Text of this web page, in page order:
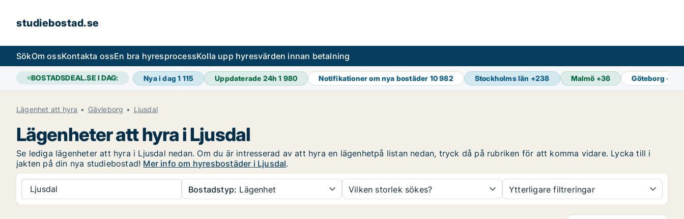
studiebostad.se
SökOm ossKontakta ossEn bra hyresprocessKolla upp hyresvärden innan betalning
BOSTADSDEAL.SE I DAG: Nya i dag1 115 Uppdaterade 24h1 980 Notifikationer om nya bostäder 10 982 Stockholms län +238 Malmö +36 Göteborg +
Lägenhet att hyra Gävleborg Ljusdal
Lägenheter att hyra i Ljusdal
Se lediga lägenheter att hyra i Ljusdal nedan. Om du är intresserad av att hyra en lägenhetpå listan nedan, tryck då på rubriken för att komma vidare. Lycka till i
jakten på din nya studiebostad! Mer info om hyresbostäder i Ljusdal.
Ljusdal Bostadstyp: Lägenhet Vilken storlek sökes? Ytterligare filtreringar